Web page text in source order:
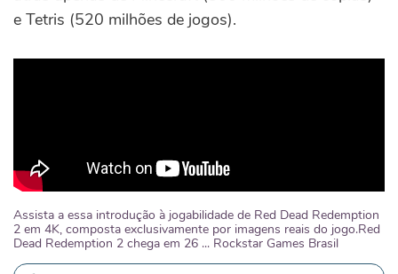
e Tetris (520 milhões de jogos).
Assista a essa introdução à jogabilidade de Red Dead Redemption
2 em 4K, composta exclusivamente por imagens reais do jogo.Red
Dead Redemption 2 chega em 26 ... Rockstar Games Brasil